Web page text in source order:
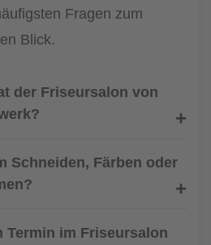
Fragen zum
Blick.
der Friseursalon von
Schneiden, Färben oder
Termin im Friseursalon